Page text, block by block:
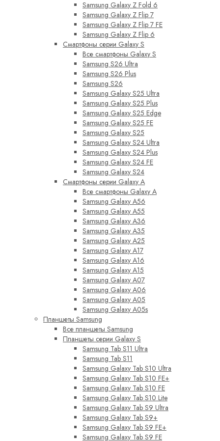
Samsung Galaxy Z Fold 6
Samsung Galaxy Z Flip 7
Samsung Galaxy Z Flip 7 FE
Samsung Galaxy Z Flip 6
Смартфоны серии Galaxy S
Все смартфоны Galaxy S
Samsung S26 Ultra
Samsung S26 Plus
Samsung S26
Samsung Galaxy S25 Ultra
Samsung Galaxy S25 Plus
Samsung Galaxy S25 Edge
Samsung Galaxy S25 FE
Samsung Galaxy S25
Samsung Galaxy S24 Ultra
Samsung Galaxy S24 Plus
Samsung Galaxy S24 FE
Samsung Galaxy S24
Смартфоны серии Galaxy A
Все смартфоны Galaxy A
Samsung Galaxy A56
Samsung Galaxy A55
Samsung Galaxy A36
Samsung Galaxy A35
Samsung Galaxy A25
Samsung Galaxy A17
Samsung Galaxy A16
Samsung Galaxy A15
Samsung Galaxy A07
Samsung Galaxy A06
Samsung Galaxy A05
Samsung Galaxy A05s
Планшеты Samsung
Все планшеты Samsung
Планшеты серии Galaxy S
Samsung Tab S11 Ultra
Samsung Tab S11
Samsung Galaxy Tab S10 Ultra
Samsung Galaxy Tab S10 FE+
Samsung Galaxy Tab S10 FE
Samsung Galaxy Tab S10 Lite
Samsung Galaxy Tab S9 Ultra
Samsung Galaxy Tab S9+
Samsung Galaxy Tab S9 FE+
Samsung Galaxy Tab S9 FE